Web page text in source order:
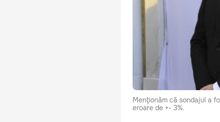
Menţionăm că sondajul a
eroare de +- 3%.